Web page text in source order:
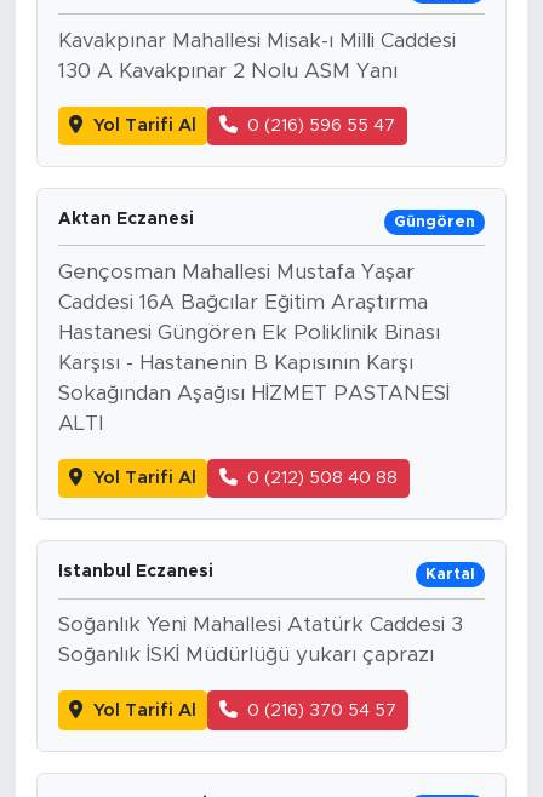
Kavakpınar Mahallesi Misak-ı Milli Caddesi
130 A Kavakpınar 2 Nolu ASM Yanı
Yol Tarifi Al 0 (216) 596 55 47
Aktan Eczanesi Güngören
Gençosman Mahallesi Mustafa Yaşar
Caddesi 16A Bağcılar Eğitim Araştırma
Hastanesi Güngören Ek Poliklinik Binası
Karşısı - Hastanenin B Kapısının Karşı
Sokağından Aşağısı HİZMET PASTANESİ
ALTI
Yol Tarifi Al 0 (212) 508 40 88
Istanbul Eczanesi Kartal
Soğanlık Yeni Mahallesi Atatürk Caddesi 3
Soğanlık İSKİ Müdürlüğü yukarı çaprazı
Yol Tarifi Al 0 (216) 370 54 57